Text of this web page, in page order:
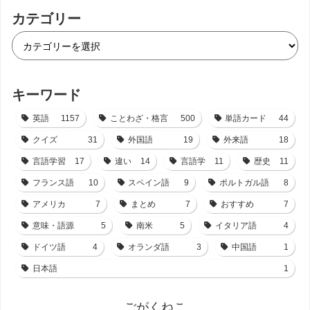
カテゴリー
キーワード
英語 1157 ことわざ・格言 500 単語カード 44
クイズ 31 外国語 19 外来語 18
言語学習 17 違い 14 言語学 11 歴史 11
フランス語 10 スペイン語 9 ポルトガル語 8
アメリカ 7 まとめ 7 おすすめ 7
意味・語源 5 南米 5 イタリア語 4
ドイツ語 4 オランダ語 3 中国語 1
日本語 1